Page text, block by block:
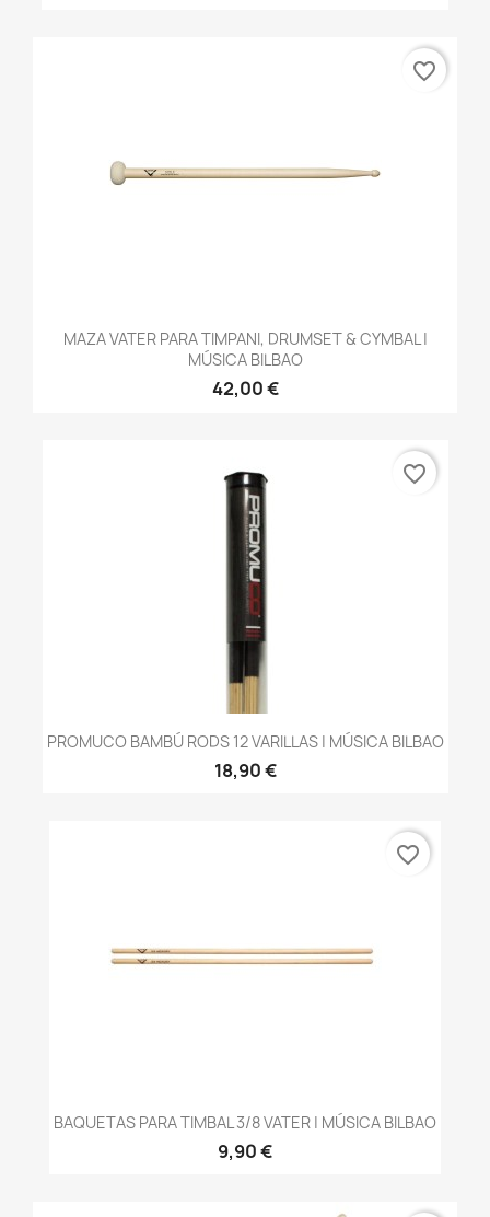
MAZA VATER PARA TIMPANI, DRUMSET & CYMBAL |
MÚSICA BILBAO
42,00 €
favorite_border
PROMUCO BAMBÚ RODS 12 VARILLAS | MÚSICA BILBAO
18,90 €
favorite_border
BAQUETAS PARA TIMBAL 3/8 VATER | MÚSICA BILBAO
9,90 €
favorite_border